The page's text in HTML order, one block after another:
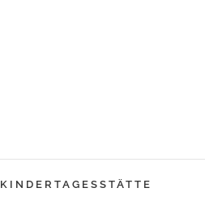
KINDERTAGESSTÄTTE